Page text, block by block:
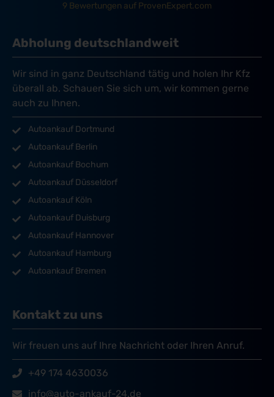
9 Bewertungen auf ProvenExpert.com
Abholung deutschlandweit
Wir sind in ganz Deutschland tätig und holen Ihr Kfz
überall ab. Schauen Sie sich um, wir kommen gerne
auch zu Ihnen.
Autoankauf Dortmund
Autoankauf Berlin
Autoankauf Bochum
Autoankauf Düsseldorf
Autoankauf Köln
Autoankauf Duisburg
Autoankauf Hannover
Autoankauf Hamburg
Autoankauf Bremen
Kontakt zu uns
Wir freuen uns auf Ihre Nachricht oder Ihren Anruf.
+49 174 4630036
info@auto-ankauf-24.de